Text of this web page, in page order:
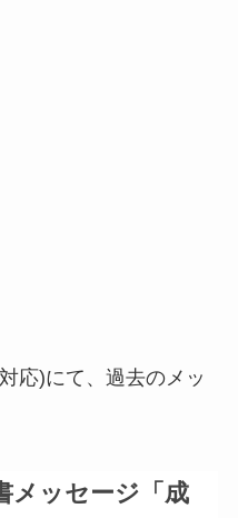
応)にて、過去のメッ
メッセージ「成